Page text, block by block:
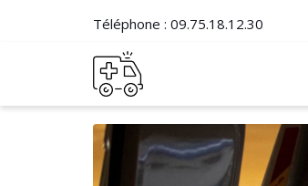
Téléphone : 09.75.18.12.30